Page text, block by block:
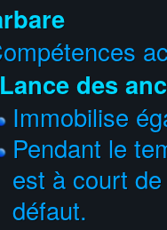
Lance des
Immobilise
Pendant le
est à court
défaut.